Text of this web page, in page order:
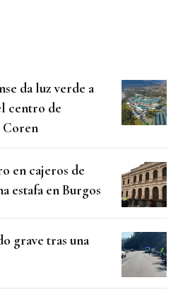
da luz verde a
centro de
Coren
en cajeros de
estafa en Burgos
grave tras una